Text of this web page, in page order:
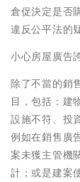
倉促決定是否
違反公平法的
小心房屋廣告
除了不當的銷
目，包括：建
設施不符、投
例如在銷售廣
案未獲主管機
計；或是建案